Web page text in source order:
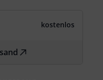
kostenlos